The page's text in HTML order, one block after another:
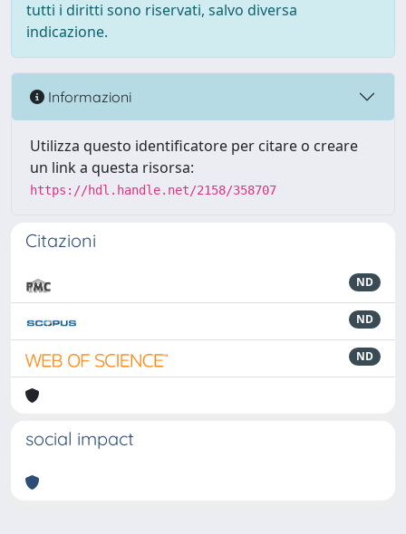
tutti i diritti sono riservati, salvo diversa
indicazione.
Informazioni
Utilizza questo identificatore per citare o creare
un link a questa risorsa:
https://hdl.handle.net/2158/358707
Citazioni
ND
ND
ND
social impact